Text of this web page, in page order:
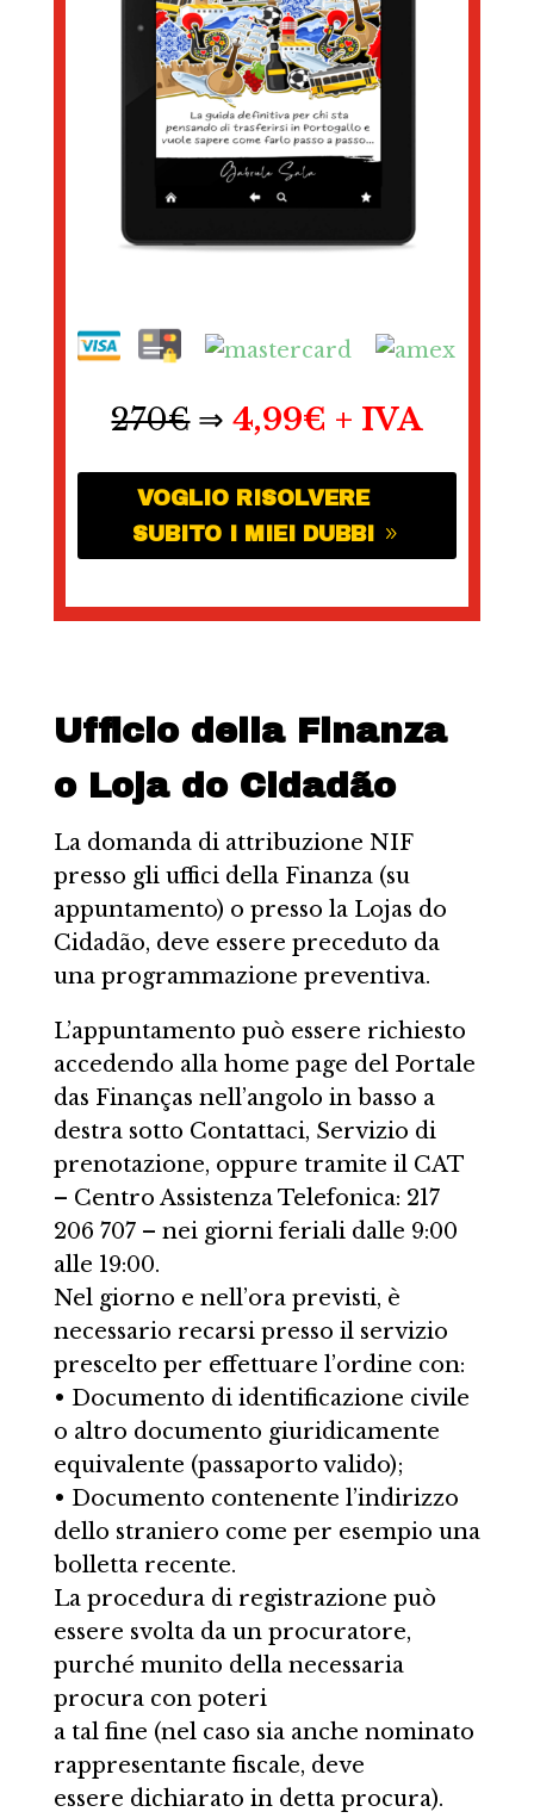
270€⇒4,99€ + IVA
VOGLIO RISOLVERE
SUBITO I MIEI DUBBI
Ufficio della Finanza
o Loja do Cidadão
La domanda di attribuzione NIF
presso gli uffici della Finanza (su
appuntamento) o presso la Lojas do
Cidadão, deve essere preceduto da
una programmazione preventiva.
L’appuntamento può essere richiesto
accedendo alla home page del Portale
das Finanças nell’angolo in basso a
destra sotto Contattaci, Servizio di
prenotazione, oppure tramite il CAT
– Centro Assistenza Telefonica: 217
206 707 – nei giorni feriali dalle 9:00
alle 19:00.
Nel giorno e nell’ora previsti, è
necessario recarsi presso il servizio
prescelto per effettuare l’ordine con:
• Documento di identificazione civile
o altro documento giuridicamente
equivalente (passaporto valido);
• Documento contenente l’indirizzo
dello straniero come per esempio una
bolletta recente.
La procedura di registrazione può
essere svolta da un procuratore,
purché munito della necessaria
procura con poteri
a tal fine (nel caso sia anche nominato
rappresentante fiscale, deve
essere dichiarato in detta procura).